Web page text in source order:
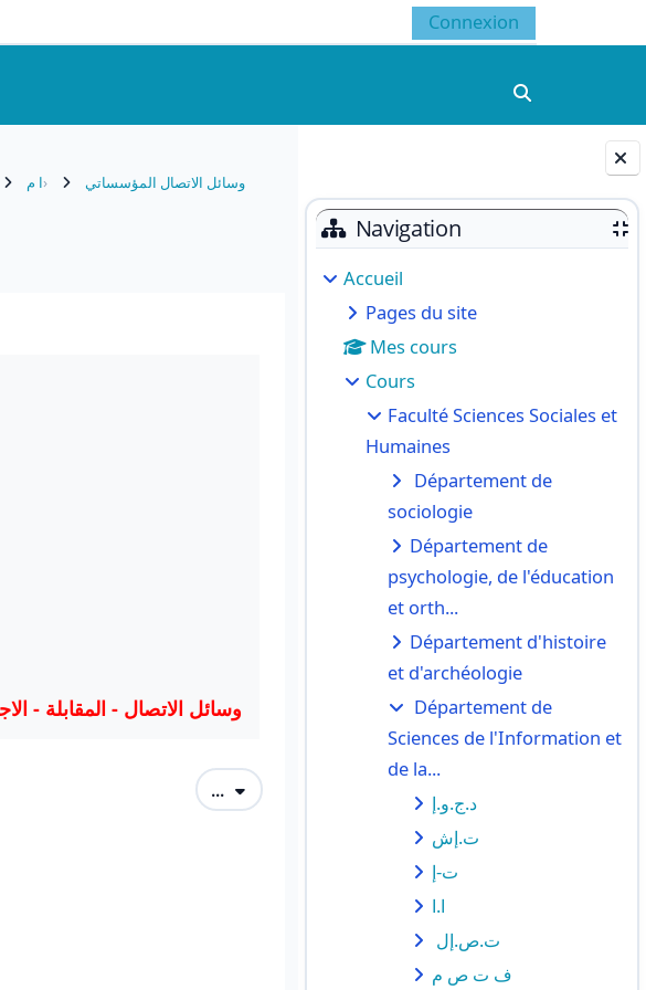
BlocsNavigation
Accueil
Pages du site
Mes cours
Cours
Faculté Sciences Sociales et
Humaines
Département de
sociologie
Département de
psychologie, de l'éducation
et orth...
Département d'histoire
et d'archéologie
Département de
Sciences de l'Information et
de la...
د.ج.و.إ
ت.إش
ت-إ
ا.ا
ت.ص.إل
ف ت ص م
Connexion
ا م وسائل الاتصال المؤسساتي
وسائل الاتصال - المقابلة -
... Exporter des articles